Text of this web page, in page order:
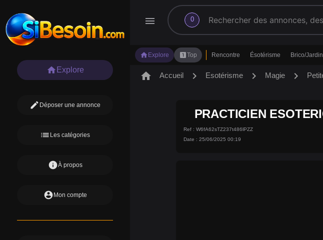
menu 0
search
home Explore looks_oneTop Rencontre Ésotérisme Brico/Jardin
home Explore
edit Déposer une annonce
list Les catégories
infoÀ propos
account_circle Mon compte
home Accueil chevron_right Esotérisme chevron_right Magie chevron_right
PRACTICIEN
Ref : W6fA62sTZ237t486lPZZ
Date : 25/06/2025 00:19